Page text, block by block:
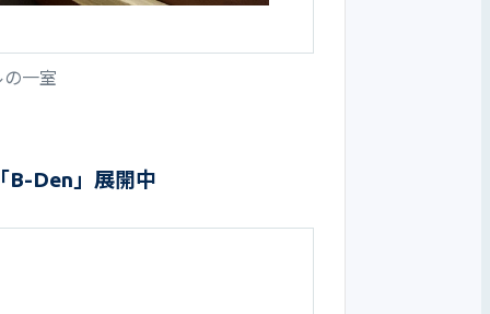
一室
B-Den」展開中